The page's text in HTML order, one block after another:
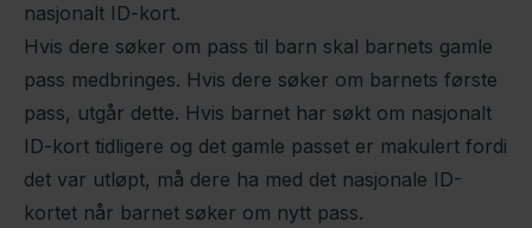
nasjonalt ID-kort.
Hvis dere søker om pass til barn skal barnets gamle
pass medbringes. Hvis dere søker om barnets første
pass, utgår dette. Hvis barnet har søkt om nasjonalt
ID-kort tidligere og det gamle passet er makulert fordi
det var utløpt, må dere ha med det nasjonale ID-
kortet når barnet søker om nytt pass.